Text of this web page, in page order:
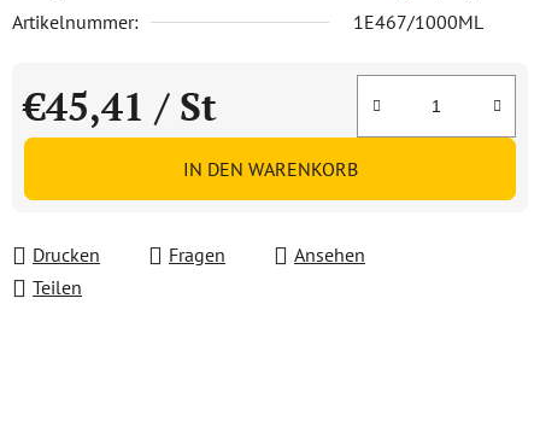
Artikelnummer:
1E467/1000ML
€45,41 / St
Verkaufspreis:
IN DEN WARENKORB
Drucken Fragen
Ansehen
Teilen